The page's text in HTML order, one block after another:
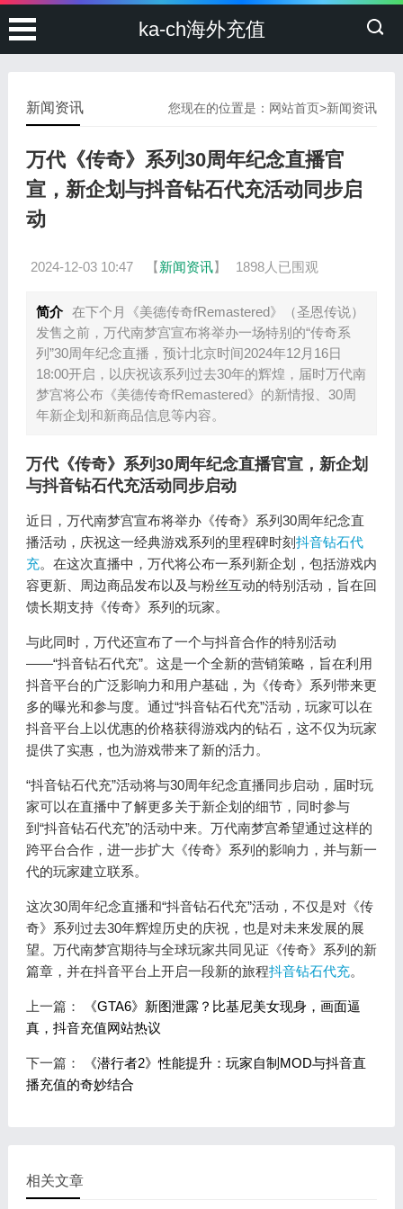
ka-ch海外充值
您现在的位置是： 网站首页>新闻资讯
新闻资讯
万代《传奇》系列30周年纪念直播官
宣，新企划与抖音钻石代充活动同步启
动
2024-12-03 10:47 【新闻资讯】 1898人已围观
简介 在下个月《美德传奇fRemastered》（圣恩传说）
发售之前，万代南梦宫宣布将举办一场特别的“传奇系
列”30周年纪念直播，预计北京时间2024年12月16日
18:00开启，以庆祝该系列过去30年的辉煌，届时万代南
梦宫将公布《美德传奇fRemastered》的新情报、30周
年新企划和新商品信息等内容。
万代《传奇》系列30周年纪念直播官宣，新企划
与抖音钻石代充活动同步启动
近日，万代南梦宫宣布将举办《传奇》系列30周年纪念直
播活动，庆祝这一经典游戏系列的里程碑时刻抖音钻石代
充。在这次直播中，万代将公布一系列新企划，包括游戏内
容更新、周边商品发布以及与粉丝互动的特别活动，旨在回
馈长期支持《传奇》系列的玩家。
与此同时，万代还宣布了一个与抖音合作的特别活动
——“抖音钻石代充”。这是一个全新的营销策略，旨在利用
抖音平台的广泛影响力和用户基础，为《传奇》系列带来更
多的曝光和参与度。通过“抖音钻石代充”活动，玩家可以在
抖音平台上以优惠的价格获得游戏内的钻石，这不仅为玩家
提供了实惠，也为游戏带来了新的活力。
“抖音钻石代充”活动将与30周年纪念直播同步启动，届时玩
家可以在直播中了解更多关于新企划的细节，同时参与
到“抖音钻石代充”的活动中来。万代南梦宫希望通过这样的
跨平台合作，进一步扩大《传奇》系列的影响力，并与新一
代的玩家建立联系。
这次30周年纪念直播和“抖音钻石代充”活动，不仅是对《传
奇》系列过去30年辉煌历史的庆祝，也是对未来发展的展
望。万代南梦宫期待与全球玩家共同见证《传奇》系列的新
篇章，并在抖音平台上开启一段新的旅程抖音钻石代充。
上一篇：
《GTA6》新图泄露？比基尼美女现身，画面逼
真，抖音充值网站热议
下一篇：
《潜行者2》性能提升：玩家自制MOD与抖音直
播充值的奇妙结合
相关文章